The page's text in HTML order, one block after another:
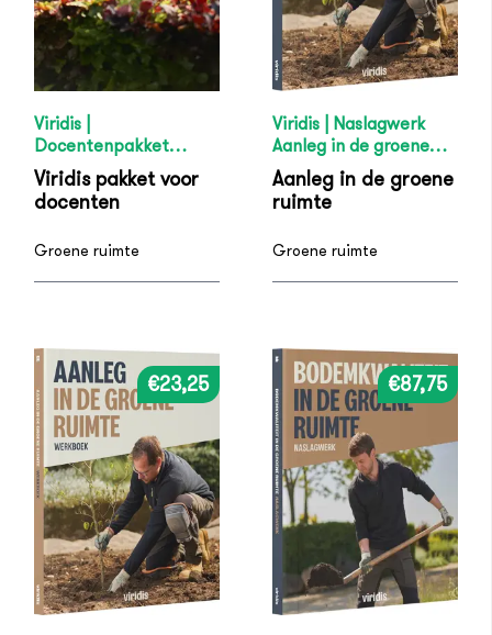
Viridis |
Docentenpakket
Groene ruimte
Viridis pakket voor
docenten
Groene ruimte
Viridis | Naslagwerk
Aanleg in de groene
ruimte
Aanleg in de groene
ruimte
Groene ruimte
€23,25 €87,75